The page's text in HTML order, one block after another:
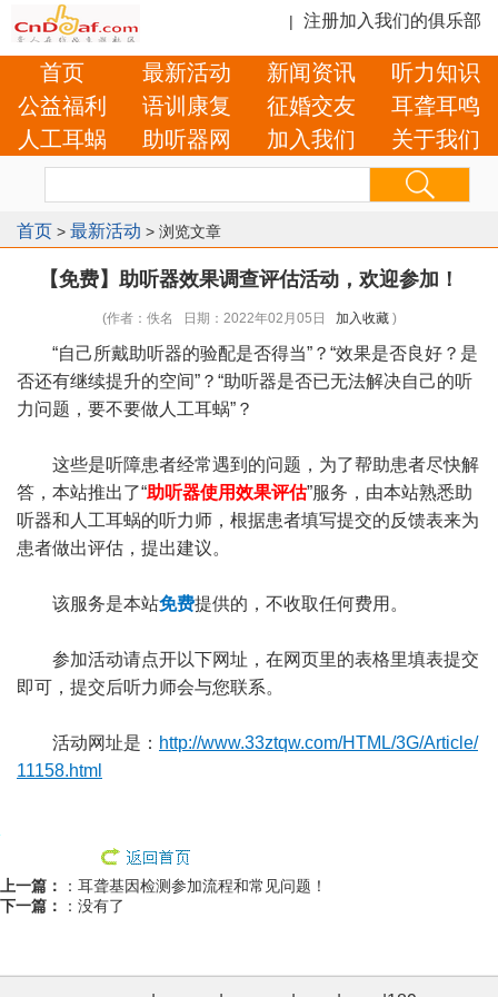
| 注册加入我们的俱乐部
首页 最新活动 新闻资讯
听力知识
公益福利
语训康复 征婚交友
耳聋耳鸣
人工耳蜗
助听器网 加入我们 关于我们
首页 > 最新活动 > 浏览文章
【免费】助听器效果调查评估活动，欢迎参加！
(作者：佚名 日期：2022年02月05日 加入收藏)
“自己所戴助听器的验配是否得当”？“效果是否良好？是
否还有继续提升的空间”？“助听器是否已无法解决自己的听
力问题，要不要做人工耳蜗”？
这些是听障患者经常遇到的问题，为了帮助患者尽快解
答，本站推出了“助听器使用效果评估”服务，由本站熟悉助
听器和人工耳蜗的听力师，根据患者填写提交的反馈表来为
患者做出评估，提出建议。
该服务是本站免费提供的，不收取任何费用。
参加活动请点开以下网址，在网页里的表格里填表提交
即可，提交后听力师会与您联系。
活动网址是： http://www.33ztqw.com/HTML/3G/Article/
11158.html
上一篇： ： 耳聋基因检测参加流程和常见问题！
下一篇：
：没有了